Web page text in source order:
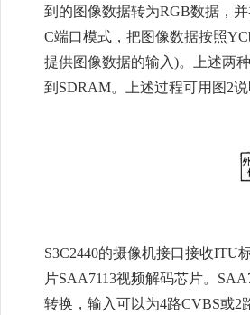
到的图像数据转为RGB数据，
C端口模式，把图像数据按照
提供图像数据的输入)。上述两
到SDRAM。上述过程可用图2说
S3C2440的摄像机接口接收ITU
片SAA7113视频解码芯片。
转换，输入可以为4路CVBS或2